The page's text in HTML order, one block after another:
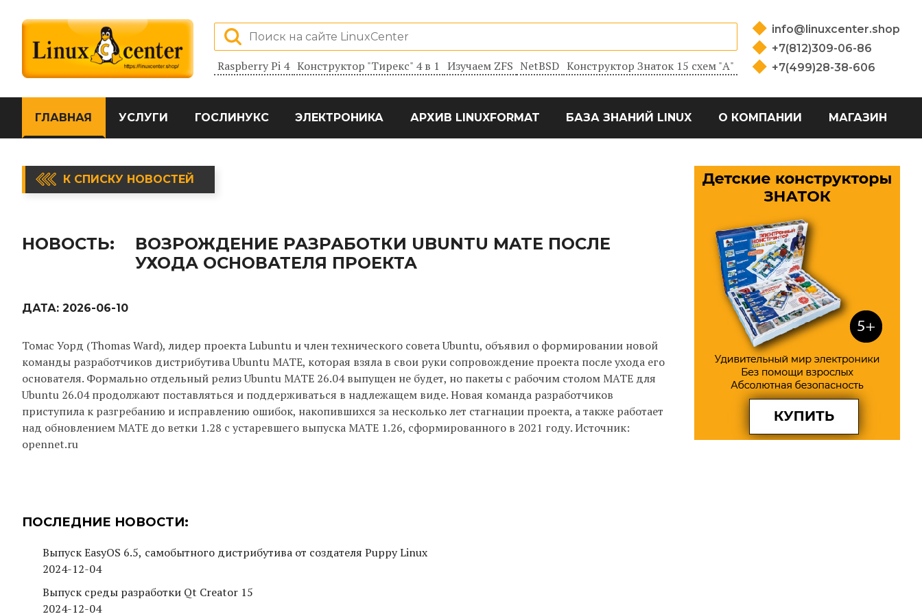
Raspberry Pi 4 Конструктор "Тирекс" 4 в 1 Изучаем ZFS NetBSD Конструктор Знаток 15 схем "А"
info@linuxcenter.shop
+7(812)309-06-86
+7(499)28-38-606
ГЛАВНАЯ УСЛУГИ ГОСЛИНУКС ЭЛЕКТРОНИКА АРХИВ LINUXFORMAT БАЗА ЗНАНИЙ LINUX О КОМПАНИИ МАГАЗИН
К СПИСКУ НОВОСТЕЙ
НОВОСТЬ:
ВОЗРОЖДЕНИЕ РАЗРАБОТКИ UBUNTU MATE ПОСЛЕ
УХОДА ОСНОВАТЕЛЯ ПРОЕКТА
ДАТА: 2026-06-10
Томас Уорд (Thomas Ward), лидер проекта Lubuntu и член технического совета Ubuntu, объявил о формировании новой
команды разработчиков дистрибутива Ubuntu MATE, которая взяла в свои руки сопровождение проекта после ухода его
основателя. Формально отдельный релиз Ubuntu MATE 26.04 выпущен не будет, но пакеты с рабочим столом MATE для
Ubuntu 26.04 продолжают поставляться и поддерживаться в надлежащем виде. Новая команда разработчиков
приступила к разгребанию и исправлению ошибок, накопившихся за несколько лет стагнации проекта, а также работает
над обновлением MATE до ветки 1.28 с устаревшего выпуска MATE 1.26, сформированного в 2021 году. Источник:
opennet.ru
ПОСЛЕДНИЕ НОВОСТИ:
Выпуск EasyOS 6.5, самобытного дистрибутива от создателя Puppy Linux
2024-12-04
Выпуск среды разработки Qt Creator 15
2024-12-04